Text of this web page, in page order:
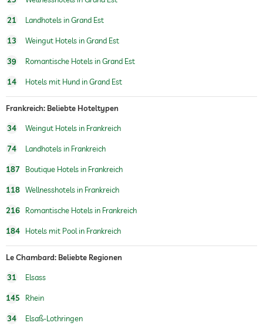
21 Landhotels in Grand Est
13 Weingut Hotels in Grand Est
39 Romantische Hotels in Grand Est
14 Hotels mit Hund in Grand Est
Frankreich: Beliebte Hoteltypen
34 Weingut Hotels in Frankreich
74 Landhotels in Frankreich
187 Boutique Hotels in Frankreich
118 Wellnesshotels in Frankreich
216 Romantische Hotels in Frankreich
184 Hotels mit Pool in Frankreich
Le Chambard: Beliebte Regionen
31 Elsass
145 Rhein
34 Elsaß-Lothringen